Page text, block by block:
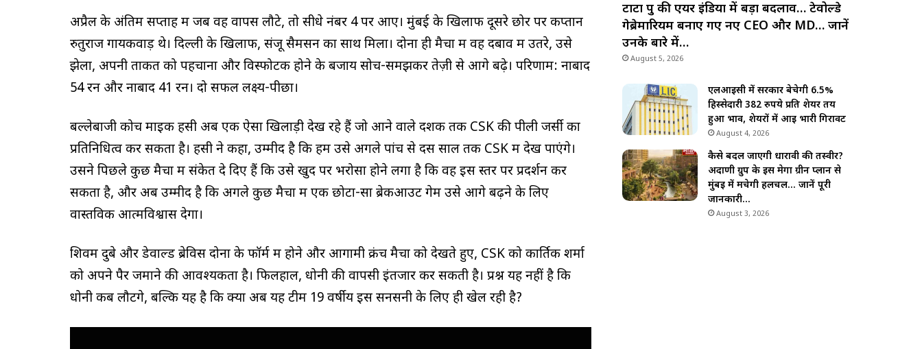
अप्रैल के अंतिम सप्ताह में जब वह वापस लौटे, तो सीधे नंबर 4 पर आए। मुंबई के खिलाफ दूसरे छोर पर कप्तान
रुतुराज गायकवाड़ थे। दिल्ली के खिलाफ, संजू सैमसन का साथ मिला। दोनों ही मैचों में वह दबाव में उतरे, उसे
झेला, अपनी ताकत को पहचाना और विस्फोटक होने के बजाय सोच-समझकर तेज़ी से आगे बढ़े। परिणाम: नाबाद
54 रन और नाबाद 41 रन। दो सफल लक्ष्य-पीछा।
बल्लेबाजी कोच माइक हसी अब एक ऐसा खिलाड़ी देख रहे हैं जो आने वाले दशक तक CSK की पीली जर्सी का
प्रतिनिधित्व कर सकता है। हसी ने कहा, उम्मीद है कि हम उसे अगले पांच से दस साल तक CSK में देख पाएंगे।
उसने पिछले कुछ मैचों में संकेत दे दिए हैं कि उसे खुद पर भरोसा होने लगा है कि वह इस स्तर पर प्रदर्शन कर
सकता है, और अब उम्मीद है कि अगले कुछ मैचों में एक छोटा-सा ब्रेकआउट गेम उसे आगे बढ़ने के लिए
वास्तविक आत्मविश्वास देगा।
शिवम दुबे और डेवाल्ड ब्रेविस दोनों के फॉर्म में होने और आगामी क्रंच मैचों को देखते हुए, CSK को कार्तिक शर्मा
को अपने पैर जमाने की आवश्यकता है। फिलहाल, धोनी की वापसी इंतजार कर सकती है। प्रश्न यह नहीं है कि
धोनी कब लौटेंगे, बल्कि यह है कि क्या अब यह टीम 19 वर्षीय इस सनसनी के लिए ही खेल रही है?
टाटा ग्रुप की एयर इंडिया में बड़ा बदलाव… टेवोल्डे
गेब्रेमारियम बनाए गए नए CEO और MD… जानें
उनके बारे में…
August 5, 2026
एलआईसी में सरकार बेचेगी 6.5%
हिस्सेदारी 382 रुपये प्रति शेयर तय
हुआ भाव, शेयरों में आई भारी गिरावट
August 4, 2026
कैसे बदल जाएगी धारावी की तस्वीर?
अदाणी ग्रुप के इस मेगा ग्रीन प्लान से
मुंबई में मचेगी हलचल… जानें पूरी
जानकारी…
August 3, 2026